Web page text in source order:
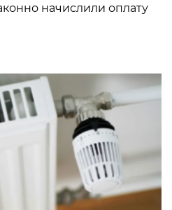
начислили оплату